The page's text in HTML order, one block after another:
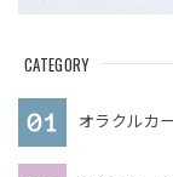
CATEGORY
オラクルカ